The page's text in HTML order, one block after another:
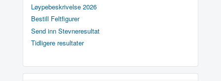
Løypebeskrivelse 2026
Bestill Feltfigurer
Send inn Stevneresultat
Tidligere resultater